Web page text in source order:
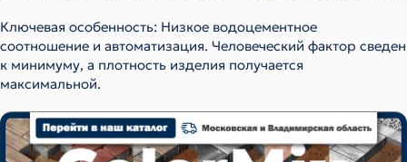
Ключевая особенность: Низкое водоцементное
соотношение и автоматизация. Человеческий фактор сведен
к минимуму, а плотность изделия получается
максимальной.